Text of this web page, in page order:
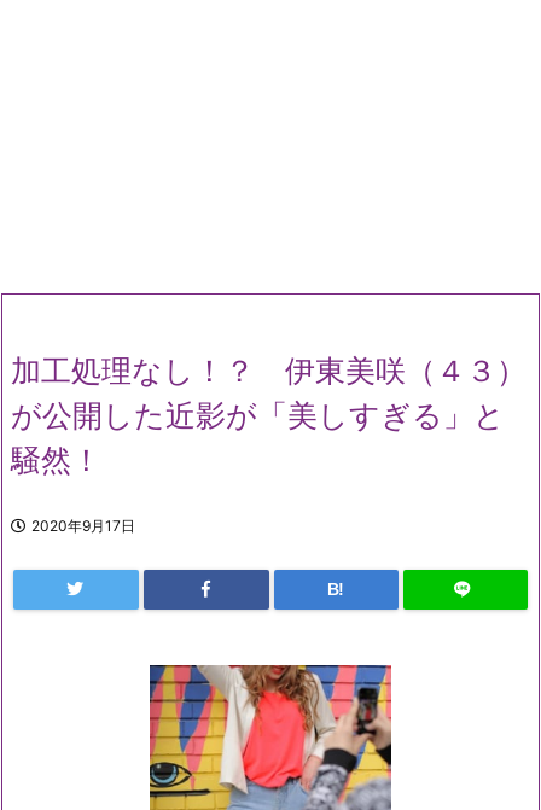
加工処理なし！？ 伊東美咲（４３）
が公開した近影が「美しすぎる」と
騒然！
2020年9月17日
B!